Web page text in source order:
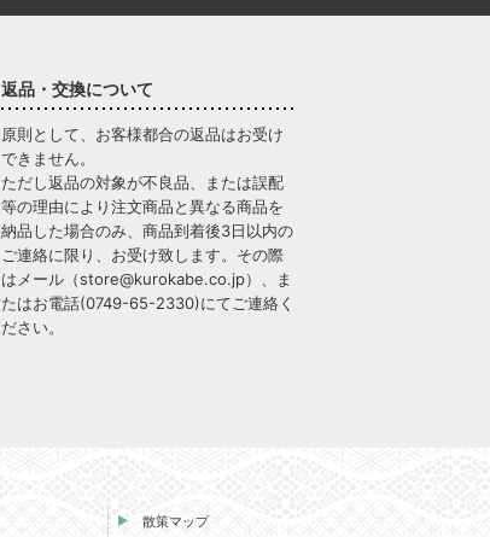
返品・交換について
原則として、お客様都合の返品はお受け
できません。
ただし返品の対象が不良品、または誤配
等の理由により注文商品と異なる商品を
納品した場合のみ、商品到着後3日以内の
ご連絡に限り、お受け致します。その際
はメール（store@kurokabe.co.jp）、ま
たはお電話(0749-65-2330)にてご連絡く
ださい。
散策マップ